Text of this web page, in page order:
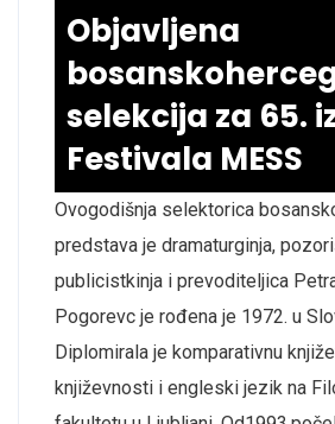
Objavljena
selekcija za 65.
Festivala MESS
Ovogodišnja selektorica
predstava je dramaturginja,
publicistkinja i prevoditeljica
Pogorevc je rođena je 1972. u
Diplomirala je komparativnu
književnosti i engleski jezik na